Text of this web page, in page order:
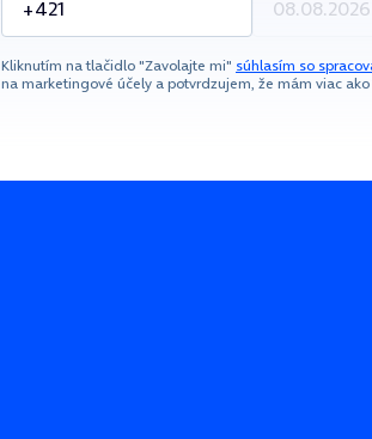
Kliknutím na tlačidlo "Zavolajte mi" súhlasím so
na marketingové účely a potvrdzujem, že mám viac ako